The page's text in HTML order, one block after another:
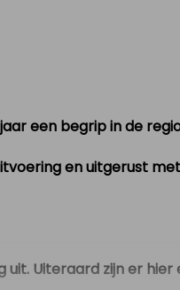
een begrip in de
en uitgerust
uit. Uiteraard zijn er